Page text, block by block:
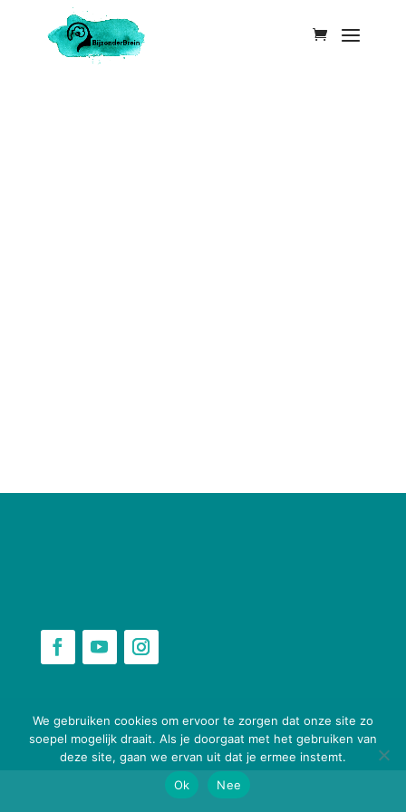
We gebruiken cookies om ervoor te zorgen dat onze site zo
soepel mogelijk draait. Als je doorgaat met het gebruiken van
deze site, gaan we ervan uit dat je ermee instemt.
Ok
Nee